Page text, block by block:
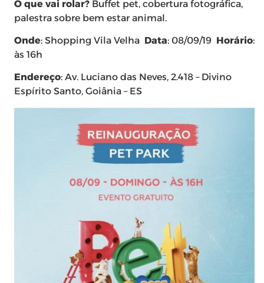
O que vai rolar? Buffet pet, cobertura fotográfica,
palestra sobre bem estar animal.
Onde: Shopping Vila Velha Data: 08/09/19 Horário:
às 16h
Endereço: Av. Luciano das Neves, 2.418 – Divino
Espírito Santo, Goiânia – ES